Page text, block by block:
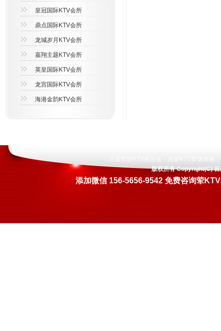
皇冠国际KTV会所
鼎点国际KTV会所
龙城岁月KTV会所
嘉翔主题KTV会所
英皇国际KTV会所
龙宫国际KTV会所
海港金韵KTV会所
版权所有 Copyright(C)
添加微信 156-5656-9542 免费咨询荤